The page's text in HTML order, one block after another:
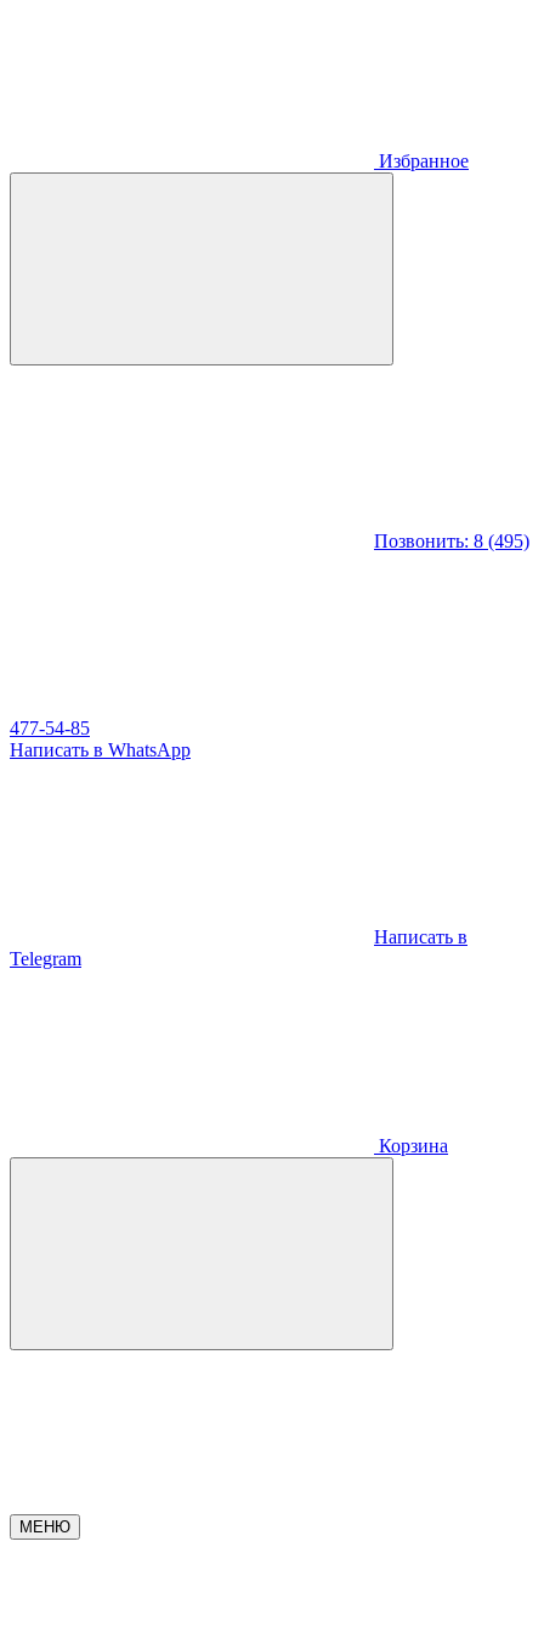
Избранное
Позвонить: 8 (495)
477-54-85
Написать в WhatsApp
Написать в
Telegram
Корзина
МЕНЮ